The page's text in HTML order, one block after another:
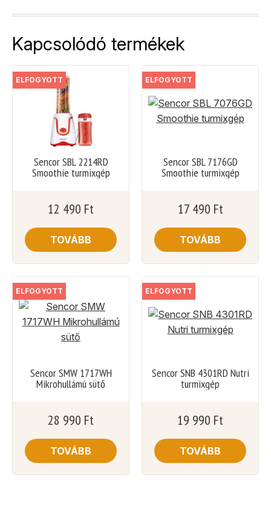
Kapcsolódó termékek
ELFOGYOTT
Sencor SBL 2214RD
Smoothie turmixgép
12 490 Ft
TOVÁBB
ELFOGYOTT
Sencor SBL 7176GD
Smoothie turmixgép
17 490 Ft
TOVÁBB
ELFOGYOTT
Sencor SMW 1717WH
Mikrohullámú sütő
28 990 Ft
TOVÁBB
ELFOGYOTT
Sencor SNB 4301RD Nutri
turmixgép
19 990 Ft
TOVÁBB